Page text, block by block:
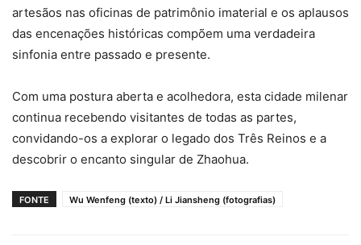
artesãos nas oficinas de patrimônio imaterial e os aplausos
das encenações históricas compõem uma verdadeira
sinfonia entre passado e presente.
Com uma postura aberta e acolhedora, esta cidade milenar
continua recebendo visitantes de todas as partes,
convidando-os a explorar o legado dos Três Reinos e a
descobrir o encanto singular de Zhaohua.
FONTE Wu Wenfeng (texto) / Li Jiansheng (fotografias)